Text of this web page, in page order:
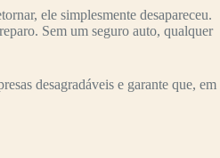
ele simplesmente desapareceu.
Sem um seguro auto, qualquer
desagradáveis e garante que, em